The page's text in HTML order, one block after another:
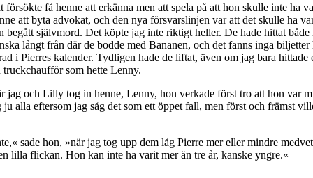
försökte få henne att erkänna men att spela på att hon skulle inte ha
att byta advokat, och den nya försvarslinjen var att det skulle ha
begått självmord. Det köpte jag inte riktigt heller. De hade hittat både
långt från där de bodde med Bananen, och det fanns inga biljetter
i Pierres kalender. Tydligen hade de liftat, även om jag bara hittade
som hette Lenny.
jag och Lilly tog in henne, Lenny, hon verkade först tro att hon var
ju alla eftersom jag såg det som ett öppet fall, men först och främst
sade hon, »när jag tog upp dem låg Pierre mer eller mindre
lilla flickan. Hon kan inte ha varit mer än tre år, kanske yngre.«